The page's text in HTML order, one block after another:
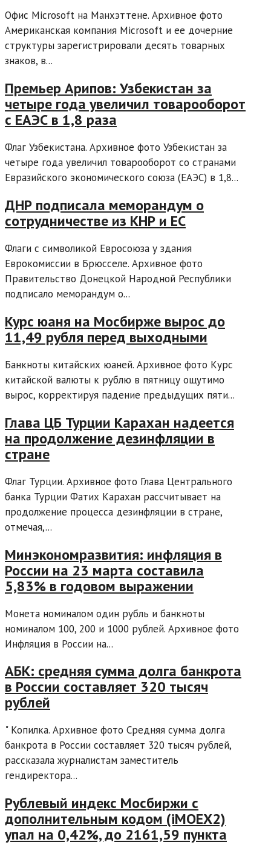
Офис Microsoft на Манхэттене. Архивное фото
Американская компания Microsoft и ее дочерние
структуры зарегистрировали десять товарных
знаков, в...
Премьер Арипов: Узбекистан за
четыре года увеличил товарооборот
с ЕАЭС в 1,8 раза
Флаг Узбекистана. Архивное фото Узбекистан за
четыре года увеличил товарооборот со странами
Евразийского экономического союза (ЕАЭС) в 1,8...
ДНР подписала меморандум о
сотрудничестве из КНР и ЕС
Флаги с символикой Евросоюза у здания
Еврокомиссии в Брюсселе. Архивное фото
Правительство Донецкой Народной Республики
подписало меморандум о...
Курс юаня на Мосбирже вырос до
11,49 рубля перед выходными
Банкноты китайских юаней. Архивное фото Курс
китайской валюты к рублю в пятницу ощутимо
вырос, корректируя падение предыдущих пяти...
Глава ЦБ Турции Карахан надеется
на продолжение дезинфляции в
стране
Флаг Турции. Архивное фото Глава Центрального
банка Турции Фатих Карахан рассчитывает на
продолжение процесса дезинфляции в стране,
отмечая,...
Минэкономразвития: инфляция в
России на 23 марта составила
5,83% в годовом выражении
Монета номиналом один рубль и банкноты
номиналом 100, 200 и 1000 рублей. Архивное фото
Инфляция в России на...
АБК: средняя сумма долга банкрота
в России составляет 320 тысяч
рублей
" Копилка. Архивное фото Средняя сумма долга
банкрота в России составляет 320 тысяч рублей,
рассказала журналистам заместитель
гендиректора...
Рублевый индекс Мосбиржи с
дополнительным кодом (iMOEX2)
упал на 0,42%, до 2161,59 пункта